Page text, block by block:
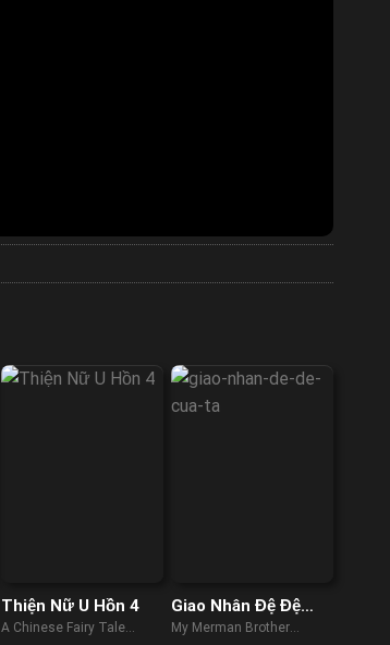
Thiện Nữ U Hồn 4
A Chinese Fairy Tale
Giao Nhân Đệ Đệ
Của Ta
My Merman Brother